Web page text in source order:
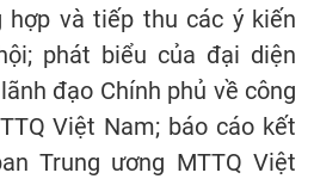
hợp và tiếp thu các ý kiến
phát biểu của đại diện
đạo Chính phủ về công
Việt Nam; báo cáo kết
Trung ương MTTQ Việt